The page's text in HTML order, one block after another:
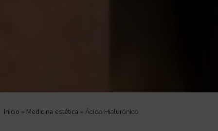
Inicio » Medicina estética » Ácido Hialurónico